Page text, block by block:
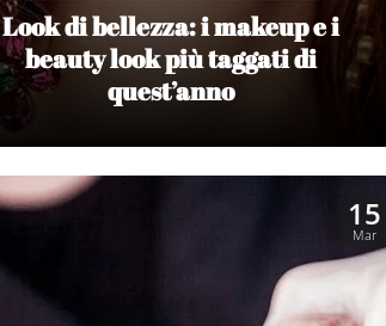
Look di bellezza: i makeup e i
beauty look più taggati di
quest’anno
15
Mar